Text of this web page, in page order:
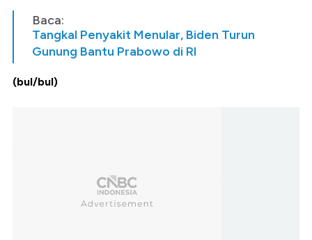
Baca:
Tangkal Penyakit Menular, Biden Turun
Gunung Bantu Prabowo di RI
(bul/bul)